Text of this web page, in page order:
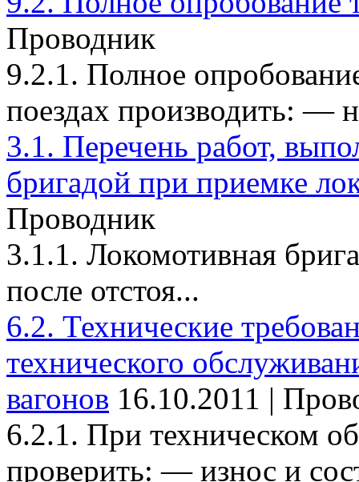
Проводник
9.2.1. Полное
поездах производить: —
3.1. Перечень работ,
бригадой при приемке
Проводник
3.1.1. Локомотивная
после отстоя...
6.2. Технические
технического
вагонов 16.10.2011 |
6.2.1. При техническом
проверить: — износ и